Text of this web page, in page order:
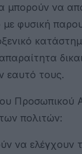
μπορούν να
φυσική
εαυτό τους.
Προσωπικού
πολιτών:
να ελέγχουν